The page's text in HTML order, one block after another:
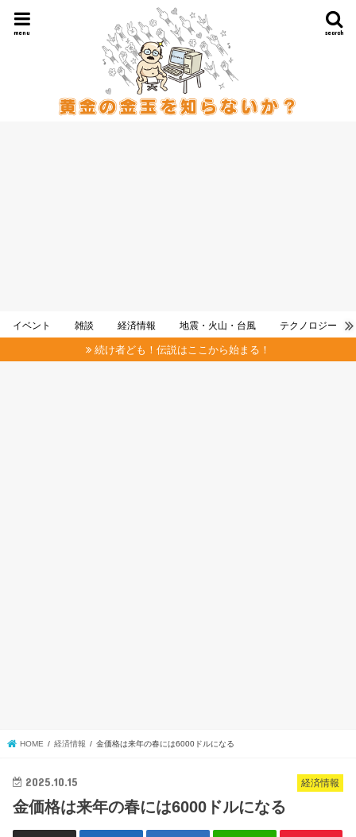
search
menu
イベント 雑談 経済情報 地震・火山・台風 テクノロジー
続け者ども！伝説はここから始まる！
HOME 経済情報 金価格は来年の春には6000ドルになる
経済情報
2025.10.15
金価格は来年の春には6000ドルになる